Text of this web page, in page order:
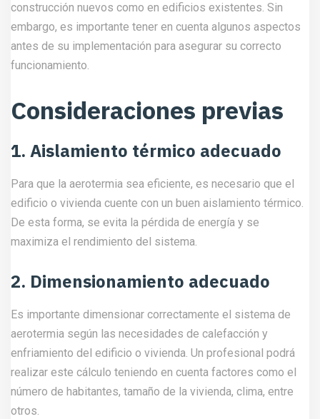
construcción nuevos como en edificios existentes. Sin
embargo, es importante tener en cuenta algunos aspectos
antes de su implementación para asegurar su correcto
funcionamiento.
Consideraciones previas
1. Aislamiento térmico adecuado
Para que la aerotermia sea eficiente, es necesario que el
edificio o vivienda cuente con un buen aislamiento térmico.
De esta forma, se evita la pérdida de energía y se
maximiza el rendimiento del sistema.
2. Dimensionamiento adecuado
Es importante dimensionar correctamente el sistema de
aerotermia según las necesidades de calefacción y
enfriamiento del edificio o vivienda. Un profesional podrá
realizar este cálculo teniendo en cuenta factores como el
número de habitantes, tamaño de la vivienda, clima, entre
otros.